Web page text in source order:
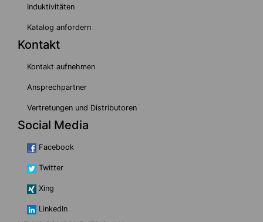
Induktivitäten
Katalog anfordern
Kontakt
Kontakt aufnehmen
Ansprechpartner
Vertretungen und Distributoren
Social Media
Facebook
Twitter
Xing
LinkedIn